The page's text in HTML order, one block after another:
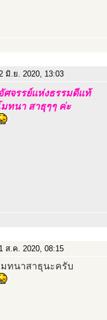
มิ.ย. 2020, 13:03
ศจรรย์แห่งธรรมดีแท้
ทนา สาธุๆๆ ค่ะ
ส.ค. 2020, 08:15
ทนาสาธุนะครับ